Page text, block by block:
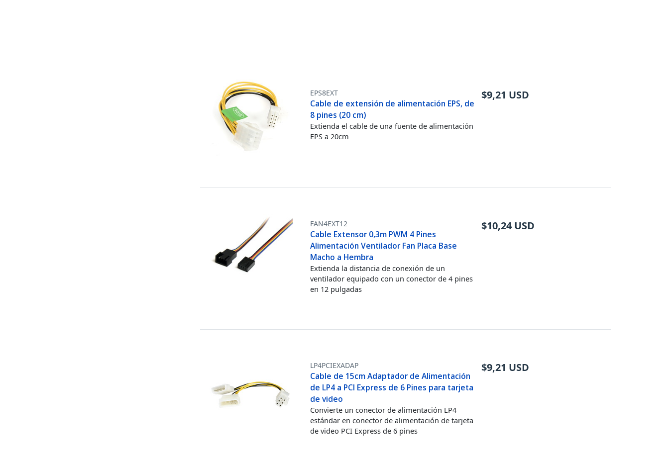
EPS8EXT
Cable de extensión de alimentación EPS, de
8 pines (20 cm)
Extienda el cable de una fuente de alimentación
EPS a 20cm
$9,21 USD
FAN4EXT12
Cable Extensor 0,3m PWM 4 Pines
Alimentación Ventilador Fan Placa Base
Macho a Hembra
Extienda la distancia de conexión de un
ventilador equipado con un conector de 4 pines
en 12 pulgadas
$10,24 USD
LP4PCIEXADAP
Cable de 15cm Adaptador de Alimentación
de LP4 a PCI Express de 6 Pines para tarjeta
de video
Convierte un conector de alimentación LP4
estándar en conector de alimentación de tarjeta
de video PCI Express de 6 pines
$9,21 USD